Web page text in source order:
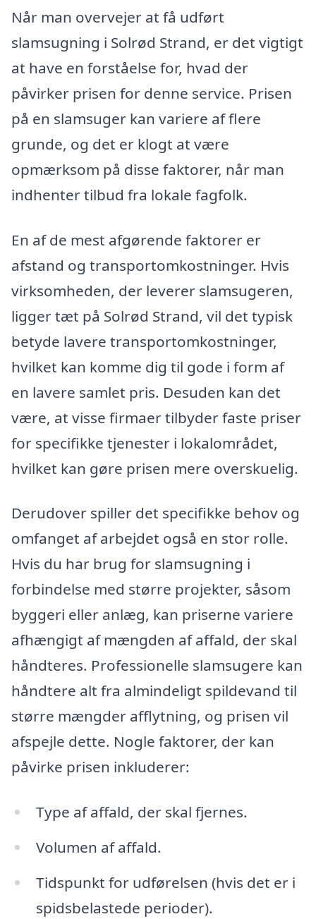
Når man overvejer at få udført
slamsugning i Solrød Strand, er det vigtigt
at have en forståelse for, hvad der
påvirker prisen for denne service. Prisen
på en slamsuger kan variere af flere
grunde, og det er klogt at være
opmærksom på disse faktorer, når man
indhenter tilbud fra lokale fagfolk.
En af de mest afgørende faktorer er
afstand og transportomkostninger. Hvis
virksomheden, der leverer slamsugeren,
ligger tæt på Solrød Strand, vil det typisk
betyde lavere transportomkostninger,
hvilket kan komme dig til gode i form af
en lavere samlet pris. Desuden kan det
være, at visse firmaer tilbyder faste priser
for specifikke tjenester i lokalområdet,
hvilket kan gøre prisen mere overskuelig.
Derudover spiller det specifikke behov og
omfanget af arbejdet også en stor rolle.
Hvis du har brug for slamsugning i
forbindelse med større projekter, såsom
byggeri eller anlæg, kan priserne variere
afhængigt af mængden af affald, der skal
håndteres. Professionelle slamsugere kan
håndtere alt fra almindeligt spildevand til
større mængder afflytning, og prisen vil
afspejle dette. Nogle faktorer, der kan
påvirke prisen inkluderer:
Type af affald, der skal fjernes.
Volumen af affald.
Tidspunkt for udførelsen (hvis det er i
spidsbelastede perioder).